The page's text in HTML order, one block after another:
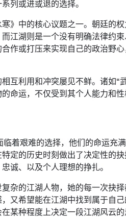
列或进或退的选择。
》中的核心议题之一。朝廷的
江湖则是一个没有明确法律约束
作或打压来实现自己的政治野
互利用和冲突屡见不鲜。诸如“
命运，不仅受到其个人能力和
临着艰难的选择，他们的命运充
定的历史时刻做出了决定性的
诚、以及个人理想的挣扎。
杂的江湖人物，她的每一次抉
又希望能在江湖中找到属于自
某种程度上决定一段江湖风云的